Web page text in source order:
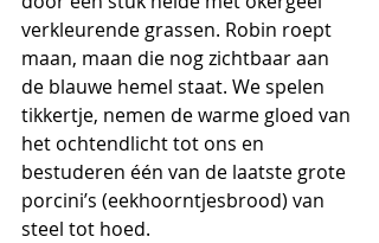
verkleurende grassen. Robin roept
maan, maan die nog zichtbaar aan
de blauwe hemel staat. We spelen
tikkertje, nemen de warme gloed van
het ochtendlicht tot ons en
bestuderen één van de laatste grote
porcini’s (eekhoorntjesbrood) van
steel tot hoed.